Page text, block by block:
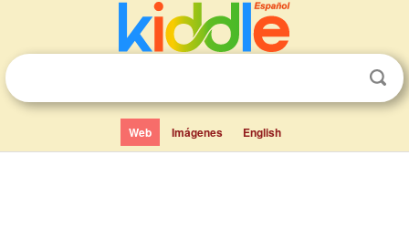
Web Imágenes English